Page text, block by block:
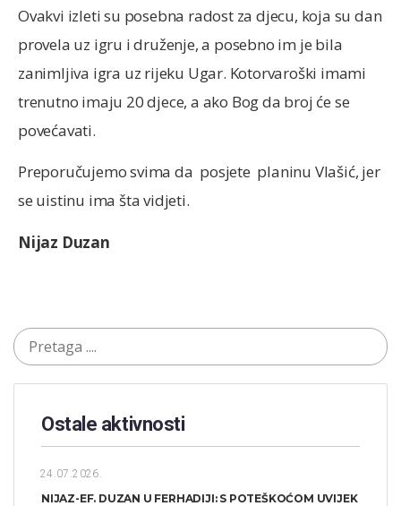
Ovakvi izleti su posebna radost za djecu, koja su dan
provela uz igru i druženje, a posebno im je bila
zanimljiva igra uz rijeku Ugar. Kotorvaroški imami
trenutno imaju 20 djece, a ako Bog da broj će se
povećavati.
Preporučujemo svima da posjete planinu Vlašić, jer
se uistinu ima šta vidjeti.
Nijaz Duzan
Ostale aktivnosti
24.07.2026.
NIJAZ-EF. DUZAN U FERHADIJI: S POTEŠKOĆOM UVIJEK